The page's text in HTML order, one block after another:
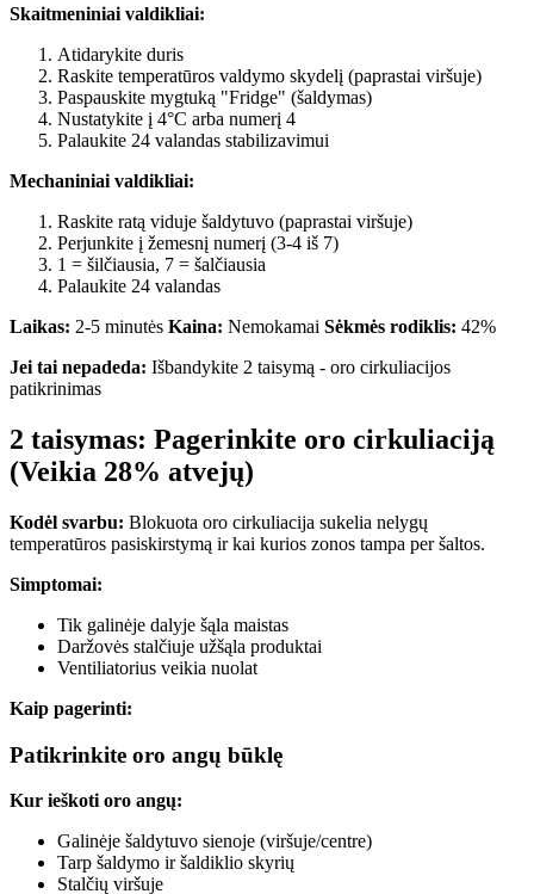
Skaitmeniniai valdikliai:
Atidarykite duris
Raskite temperatūros valdymo skydelį (paprastai viršuje)
Paspauskite mygtuką "Fridge" (šaldymas)
Nustatykite į 4°C arba numerį 4
Palaukite 24 valandas stabilizavimui
Mechaniniai valdikliai:
Raskite ratą viduje šaldytuvo (paprastai viršuje)
Perjunkite į žemesnį numerį (3-4 iš 7)
1 = šilčiausia, 7 = šalčiausia
Palaukite 24 valandas
Laikas: 2-5 minutės Kaina: Nemokamai Sėkmės rodiklis: 42%
Jei tai nepadeda: Išbandykite 2 taisymą - oro cirkuliacijos
patikrinimas
2 taisymas: Pagerinkite oro cirkuliaciją
(Veikia 28% atvejų)
Kodėl svarbu: Blokuota oro cirkuliacija sukelia nelygų
temperatūros pasiskirstymą ir kai kurios zonos tampa per šaltos.
Simptomai:
Tik galinėje dalyje šąla maistas
Daržovės stalčiuje užšąla produktai
Ventiliatorius veikia nuolat
Kaip pagerinti:
Patikrinkite oro angų būklę
Kur ieškoti oro angų:
Galinėje šaldytuvo sienoje (viršuje/centre)
Tarp šaldymo ir šaldiklio skyrių
Stalčių viršuje